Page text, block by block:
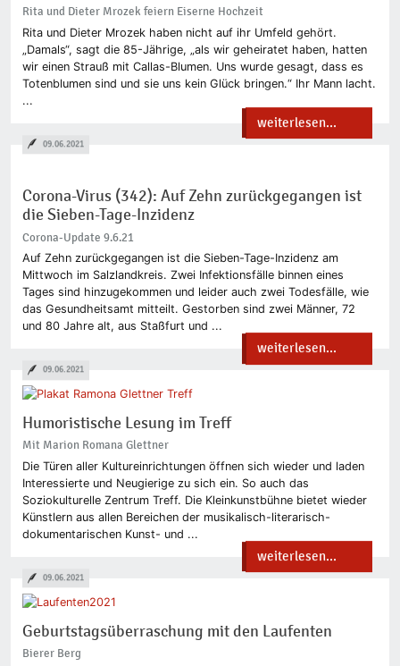
Rita und Dieter Mrozek feiern Eiserne Hochzeit
Rita und Dieter Mrozek haben nicht auf ihr Umfeld gehört.
„Damals“, sagt die 85-Jährige, „als wir geheiratet haben, hatten
wir einen Strauß mit Callas-Blumen. Uns wurde gesagt, dass es
Totenblumen sind und sie uns kein Glück bringen.“ Ihr Mann lacht.
...
weiterlesen...
Corona-Virus (342): Auf Zehn zurückgegangen ist
die Sieben-Tage-Inzidenz
Corona-Update 9.6.21
Auf Zehn zurückgegangen ist die Sieben-Tage-Inzidenz am
Mittwoch im Salzlandkreis. Zwei Infektionsfälle binnen eines
Tages sind hinzugekommen und leider auch zwei Todesfälle, wie
das Gesundheitsamt mitteilt. Gestorben sind zwei Männer, 72
und 80 Jahre alt, aus Staßfurt und ...
weiterlesen...
09.06.2021
Humoristische Lesung im Treff
Mit Marion Romana Glettner
Die Türen aller Kultureinrichtungen öffnen sich wieder und laden
Interessierte und Neugierige zu sich ein. So auch das
Soziokulturelle Zentrum Treff. Die Kleinkunstbühne bietet wieder
Künstlern aus allen Bereichen der musikalisch-literarisch-
dokumentarischen Kunst- und ...
weiterlesen...
09.06.2021
Geburtstagsüberraschung mit den Laufenten
Bierer Berg
09.06.2021